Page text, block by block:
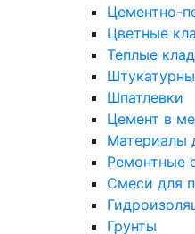
Цементно-
Цветные
Теплые
Шпатлевки
Цемент в
Материалы
Ремонтные
Смеси для
Грунты